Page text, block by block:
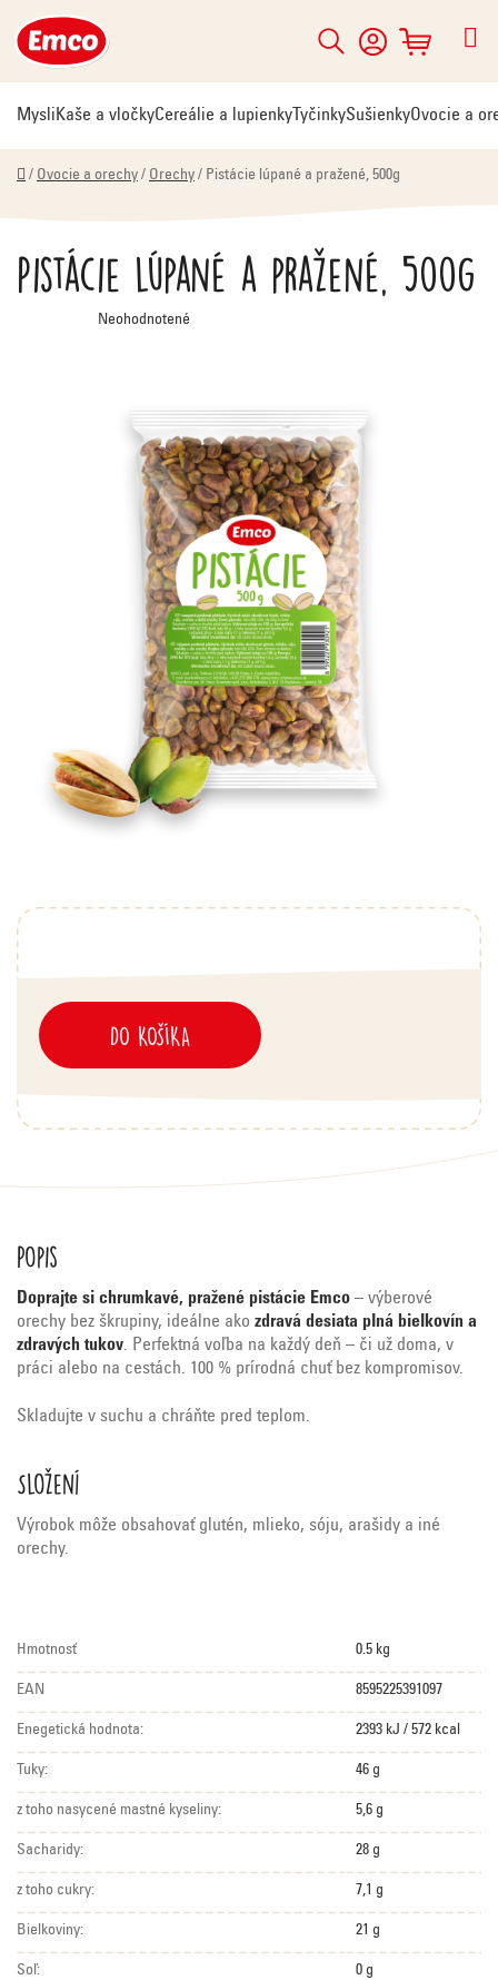
na
obsah
Hľadať
NÁKUPNÝ
KOŠÍK
MysliKaše a vločkyCereálie a lupienky TyčinkySušienkyOvocie a
Domov
/ Ovocie a orechy / Orechy / Pistácie lúpané a pražené, 500g
DO KOŠÍKA
Pistácie lúpané a pražené, 500g
Priemerné
hodnotenie
Neohodnotené
Popis
Doprajte si chrumkavé, pražené pistácie Emco – výberové
orechy bez škrupiny, ideálne ako zdravá desiata plná bielkovín a
zdravých tukov. Perfektná voľba na každý deň – či už doma, v
práci alebo na cestách. 100 % prírodná chuť bez kompromisov.
Skladujte v suchu a chráňte pred teplom.
Složení
Výrobok môže obsahovať glutén, mlieko, sóju, arašidy a iné
orechy.
Hmotnosť 0.5 kg
EAN 8595225391097
Enegetická hodnota: 2393 kJ / 572 kcal
Tuky: 46 g
z toho nasycené mastné kyseliny: 5,6 g
Sacharidy: 28 g
z toho cukry: 7,1 g
Bielkoviny: 21 g
Soľ: 0 g